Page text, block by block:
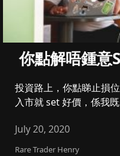
你點解唔鍾意
投資路上，你點睇止損
入市就 set 好價，係我
July 20, 2020
Rare Trader Henry